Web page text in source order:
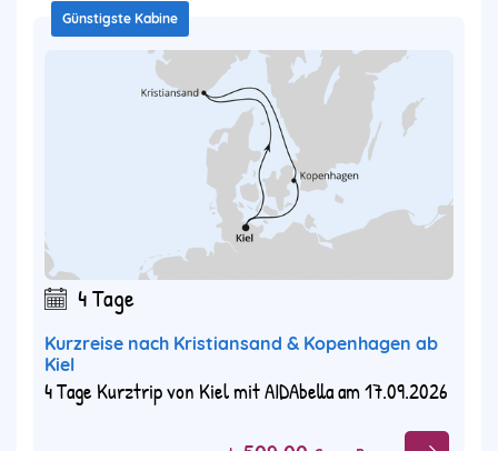
Günstigste Kabine
4 Tage
Kurzreise nach Kristiansand & Kopenhagen ab
Kiel
4 Tage Kurztrip von Kiel mit AIDAbella am 17.09.2026